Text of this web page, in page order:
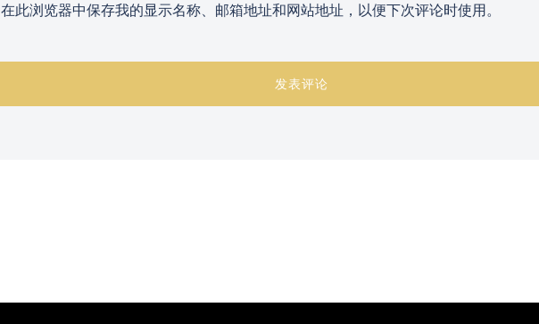
在此浏览器中保存我的显示名称、邮箱地址和网站地址，以便下次评论时使用。